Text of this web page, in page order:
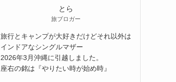
とら
旅ブロガー
旅行とキャンプが大好きだけどそれ以外は
インドアなシングルマザー
2026年3月沖縄に引越しました。
座右の銘は『やりたい時が始め時』